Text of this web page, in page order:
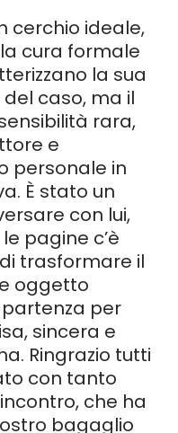
cerchio ideale,
cura formale
la sua
caso, ma il
rara,
e
personale in
È stato un
con lui,
pagine c’è
trasformare il
oggetto
per
sincera e
Ringrazio tutti
con tanto
che ha
bagaglio